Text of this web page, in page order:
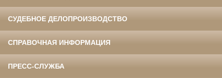
СУДЕБНОЕ ДЕЛОПРОИЗВОДСТВО
СПРАВОЧНАЯ ИНФОРМАЦИЯ
ПРЕСС-СЛУЖБА